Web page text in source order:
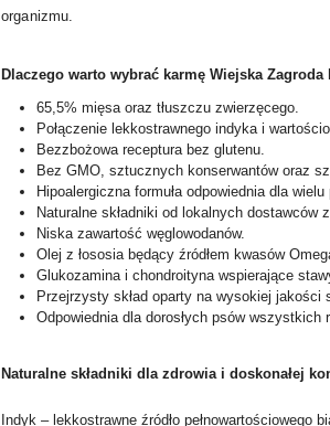
organizmu.
Dlaczego warto wybrać karmę Wiejska
65,5% mięsa oraz tłuszczu zwierzęcego.
Połączenie lekkostrawnego indyka i
Bezzbożowa receptura bez glutenu.
Bez GMO, sztucznych konserwantów oraz
Hipoalergiczna formuła odpowiednia dla
Naturalne składniki od lokalnych dostawców
Niska zawartość węglowodanów.
Olej z łososia będący źródłem kwasów
Glukozamina i chondroityna wspierające
Przejrzysty skład oparty na wysokiej jakości
Odpowiednia dla dorosłych psów wszystkich
Naturalne składniki dla zdrowia i doskonałej
Indyk – lekkostrawne źródło pełnowartościowego